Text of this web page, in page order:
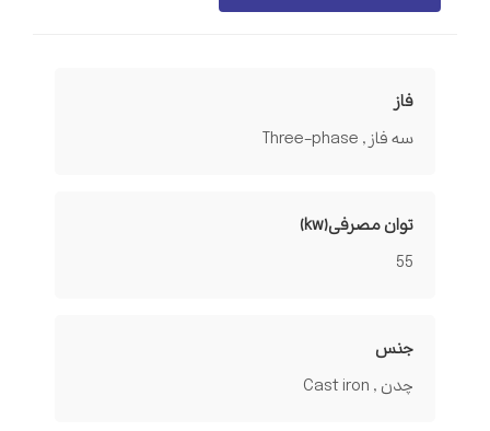
فاز
سه فاز , Three-phase
توان مصرفی(kw)
55
جنس
چدن , Cast iron